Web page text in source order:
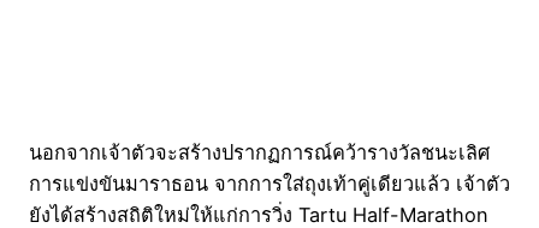
นอกจากเจ้าตัวจะสร้างปรากฏการณ์คว้ารางวัลชนะเลิศ
การแข่งขันมาราธอน จากการใส่ถุงเท้าคู่เดียวแล้ว เจ้าตัว
ยังได้สร้างสถิติใหม่ให้แก่การวิ่ง Tartu Half-Marathon